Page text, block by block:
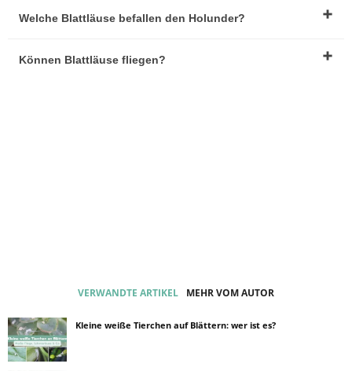
Welche Blattläuse befallen den Holunder?
Können Blattläuse fliegen?
VERWANDTE ARTIKEL MEHR VOM AUTOR
Kleine weiße Tierchen auf Blättern: wer ist es?